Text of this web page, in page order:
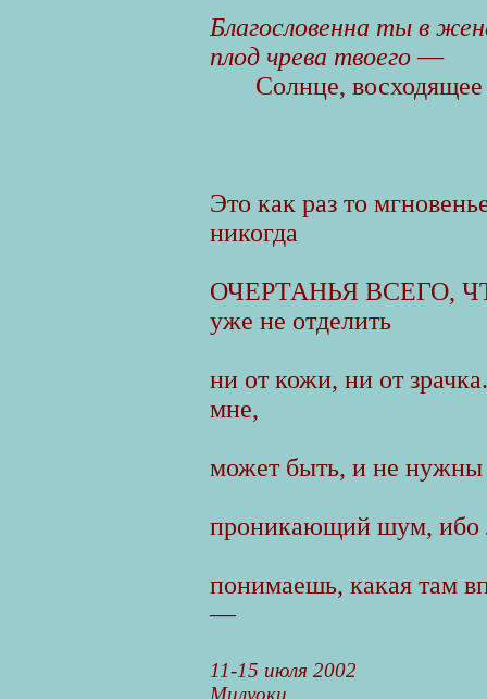
Благословенна ты в
плод чрева твоего—
Солнце,
Это как раз то
никогда
ОЧЕРТАНЬЯ ВСЕГО,
уже не отделить
ни от кожи, ни от
мне,
может быть, и не нужны
проникающий шум, ибо
понимаешь, какая там
—
11-15 июля 2002
Милуоки